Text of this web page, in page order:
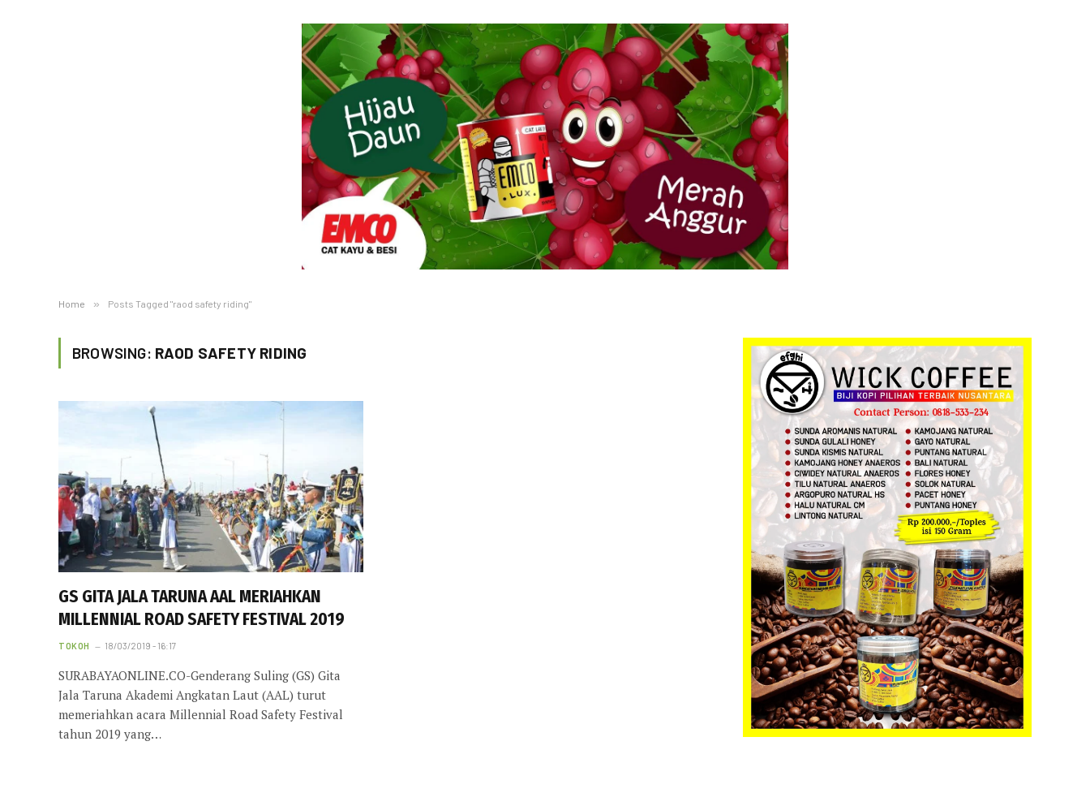
Home » Posts Tagged "raod safety riding"
BROWSING: RAOD SAFETY RIDING
GS GITA JALA TARUNA AAL MERIAHKAN
MILLENNIAL ROAD SAFETY FESTIVAL 2019
TOKOH 18/03/2019 - 16:17
SURABAYAONLINE.CO-Genderang Suling (GS) Gita
Jala Taruna Akademi Angkatan Laut (AAL) turut
memeriahkan acara Millennial Road Safety Festival
tahun 2019 yang…